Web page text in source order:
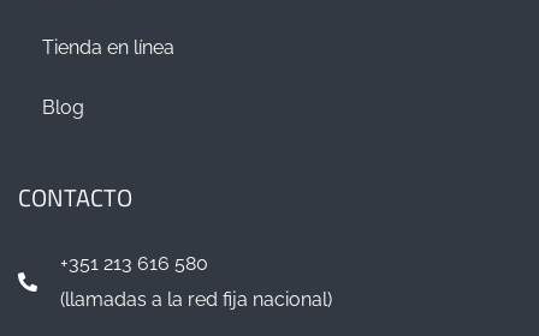
Tienda en línea
Blog
CONTACTO
+351 213 616 580
(llamadas a la red fija nacional)